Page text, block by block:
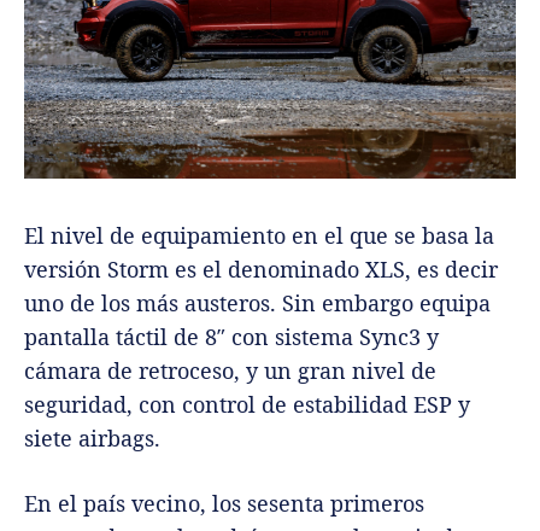
El nivel de equipamiento en el que se basa la
versión Storm es el denominado XLS, es decir
uno de los más austeros. Sin embargo equipa
pantalla táctil de 8″ con sistema Sync3 y
cámara de retroceso, y un gran nivel de
seguridad, con control de estabilidad ESP y
siete airbags.
En el país vecino, los sesenta primeros